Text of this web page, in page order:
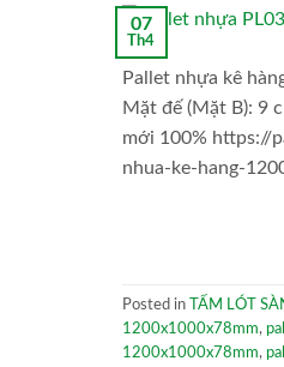
07
Th4
Pallet nhựa kê
Mặt đế (Mặt B): 9
mới 100% https://
nhua-ke-hang-
Posted in TẤM LÓT
1200x1000x78mm,
1200x1000x78mm,